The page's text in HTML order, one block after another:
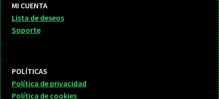
MI CUENTA
Lista de deseos
Soporte
POLÍTICAS
Política de privacidad
Política de cookies